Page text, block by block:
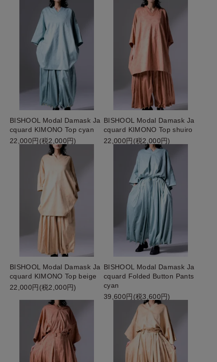
BISHOOL Modal Damask Ja
cquard KIMONO Top cyan
22,000円(税2,000円)
BISHOOL Modal Damask Ja
cquard KIMONO Top shuiro
22,000円(税2,000円)
BISHOOL Modal Damask Ja
cquard KIMONO Top beige
22,000円(税2,000円)
BISHOOL Modal Damask Ja
cquard Folded Button Pants
cyan
39,600円(税3,600円)